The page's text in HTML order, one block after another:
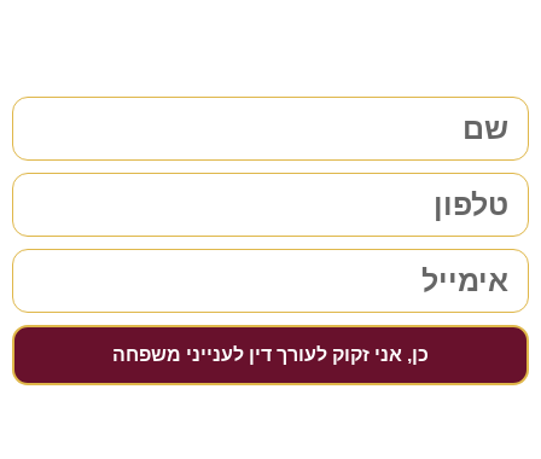
כן, אני זקוק לעורך דין לענייני משפחה